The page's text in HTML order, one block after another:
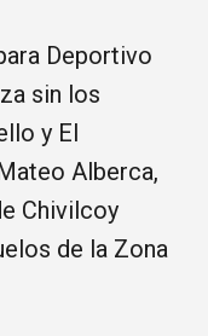
Deportivo
sin los
y El
Alberca,
Chivilcoy
de la Zona